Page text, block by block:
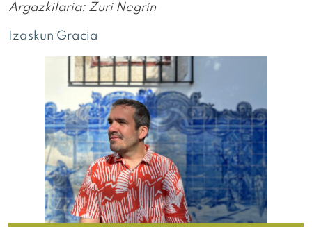
Argazkilaria: Zuri Negrín
Izaskun Gracia